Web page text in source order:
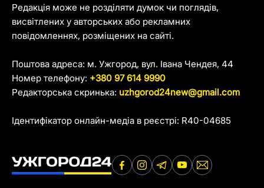
Редакція може не розділяти думок чи поглядів,
висвітлених у авторських або рекламних
повідомленнях, розміщених на сайті.
Поштова адреса: м. Ужгород, вул. Івана Чендея, 44
Номер телефону: +380 97 614 9990
Редакторська скринька: uzhgorod24new@gmail.com
Ідентифікатор онлайн-медіа в реєстрі: R40-04685